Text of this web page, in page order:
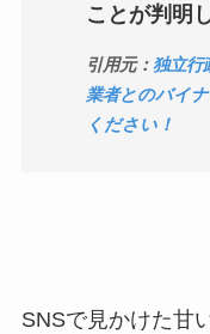
ことが判明
引用元：独立行
業者とのバイ
ください！
SNSで見かけた甘